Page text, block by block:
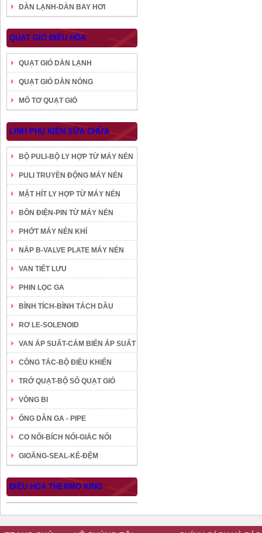
DÀN LẠNH-DÀN BAY HƠI
QUẠT GIÓ ĐIỀU HÒA
QUẠT GIÓ DÀN LẠNH
QUẠT GIÓ DÀN NÓNG
MÔ TƠ QUẠT GIÓ
LINH PHỤ KIỆN SỬA CHỮA
BỘ PULI-BỘ LY HỢP TỪ MÁY NÉN
PULI TRUYỀN ĐỘNG MÁY NÉN
MẶT HÍT LY HỢP TỪ MÁY NÉN
BÔN ĐIỆN-PIN TỪ MÁY NÉN
PHỚT MÁY NÉN KHÍ
NẮP B-VALVE PLATE MÁY NÉN
VAN TIẾT LƯU
PHIN LỌC GA
BÌNH TÍCH-BÌNH TÁCH DẦU
RƠ LE-SOLENOID
VAN ÁP SUẤT-CẢM BIẾN ÁP SUẤT
CÔNG TẮC-BỘ ĐIỀU KHIỂN
TRỞ QUẠT-BỘ SỐ QUẠT GIÓ
VÒNG BI
ỐNG DẪN GA - PIPE
CO NỐI-BÍCH NỐI-GIẮC NỐI
GIOĂNG-SEAL-KÊ-ĐỆM
ĐIỀU HÒA THERMO KING